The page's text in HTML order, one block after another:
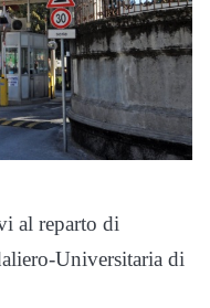
al reparto di
Universitaria di